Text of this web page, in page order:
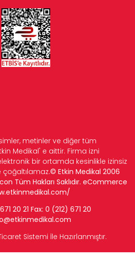
metinler ve diğer tüm
Medikal' e aittir. Firma izni
bir ortamda kesinlikle izinsiz
çoğaltılamaz.© Etkin Medikal 2006
Tüm Hakları Saklıdır. eCommerce
20 21 Fax: 0 (212) 671 20
@etkinmedikal.com
Sistemi İle Hazırlanmıştır.